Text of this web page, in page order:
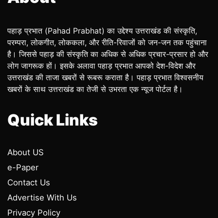
पहाड़ प्रभात (Pahad Prabhat) का उद्देश्य उत्तराखंड की संस्कृति,
परम्परा, लोकगीत, लोककला, और रीति-रिवाजों को जन-जन तक पहुंचाना
है। जिससे पहाड़ की संस्कृति का अधिक से अधिक प्रचार-प्रसार हो और
लोग जागरूक हों। इसके अलावा पहाड़ प्रभात आपको देश-विदेश और
उत्तराखंड की ताजा खबरों से रूबरू कराता है। पहाड़ प्रभात विश्वसनीय
खबरों के साथ उत्तराखंड का तेजी से उभरता एक न्यूज पोर्टल है।
Quick Links
About US
e-Paper
Contact Us
Advertise With Us
Privacy Policy